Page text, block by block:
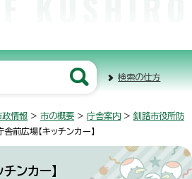
検索の仕方
政情報 > 市の概要 > 庁舎案内 > 釧路市役所防
前広場【キッチンカー】
ンカー】